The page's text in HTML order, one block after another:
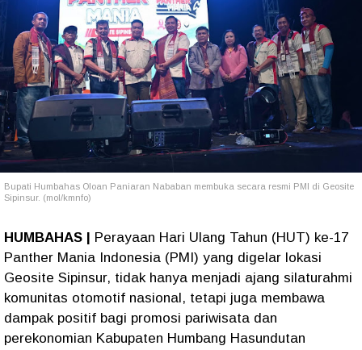
Bupati Humbahas Oloan Paniaran Nababan membuka secara resmi PMI di Geosite
Sipinsur. (mol/kmnfo)
HUMBAHAS | Perayaan Hari Ulang Tahun (HUT) ke-17
Panther Mania Indonesia (PMI) yang digelar lokasi
Geosite Sipinsur, tidak hanya menjadi ajang silaturahmi
komunitas otomotif nasional, tetapi juga membawa
dampak positif bagi promosi pariwisata dan
perekonomian Kabupaten Humbang Hasundutan